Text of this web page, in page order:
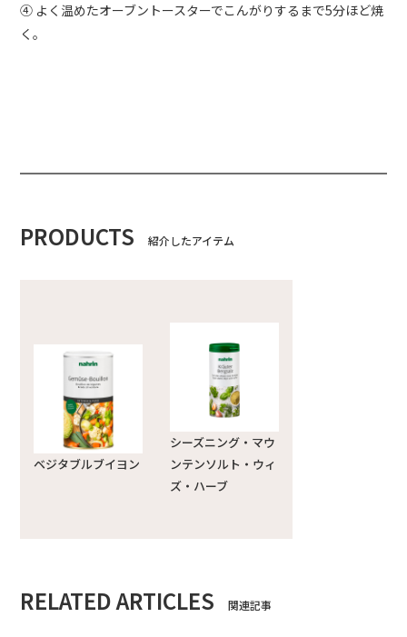
④ よく温めたオーブントースターでこんがりするまで5分ほど焼
く。
PRODUCTS 紹介したアイテム
ベジタブルブイヨン
シーズニング・マウ
ンテンソルト・ウィ
ズ・ハーブ
RELATED ARTICLES 関連記事